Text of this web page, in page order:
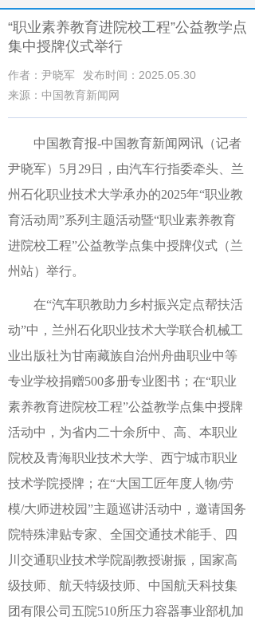
“职业素养教育进院校工程”公益教学点
集中授牌仪式举行
作者：尹晓军
发布时间：2025.05.30
来源：中国教育新闻网
中国教育报-中国教育新闻网讯（记者
尹晓军） 5月29日，由汽车行指委牵头、兰
州石化职业技术大学承办的2025年“职业教
育活动周”系列主题活动暨“职业素养教育
进院校工程”公益教学点集中授牌仪式（兰
州站）举行。
在“汽车职教助力乡村振兴定点帮扶活
动”中，兰州石化职业技术大学联合机械工
业出版社为甘南藏族自治州舟曲职业中等
专业学校捐赠500多册专业图书；在“职业
素养教育进院校工程”公益教学点集中授牌
活动中，为省内二十余所中、高、本职业
院校及青海职业技术大学、西宁城市职业
技术学院授牌；在“大国工匠年度人物/劳
模/大师进校园”主题巡讲活动中，邀请国务
院特殊津贴专家、全国交通技术能手、四
川交通职业技术学院副教授谢振，国家高
级技师、航天特级技师、中国航天科技集
团有限公司五院510所压力容器事业部机加